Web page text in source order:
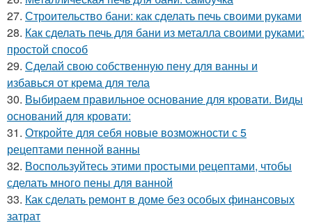
27. Строительство бани: как сделать печь своими руками
28. Как сделать печь для бани из металла своими руками:
простой способ
29. Сделай свою собственную пену для ванны и
избавься от крема для тела
30. Выбираем правильное основание для кровати. Виды
оснований для кровати:
31. Откройте для себя новые возможности с 5
рецептами пенной ванны
32. Воспользуйтесь этими простыми рецептами, чтобы
сделать много пены для ванной
33. Как сделать ремонт в доме без особых финансовых
затрат